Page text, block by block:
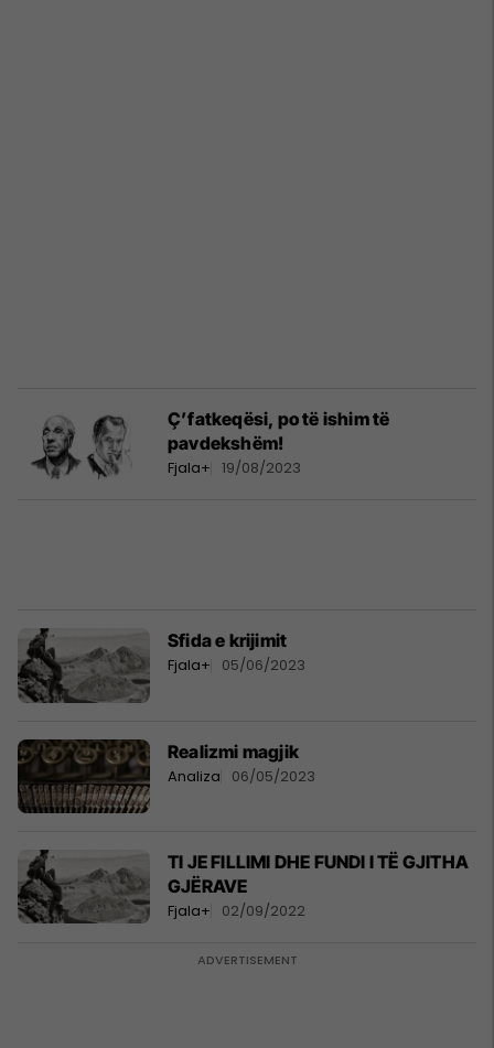
Ç’fatkeqësi, po të ishim të
pavdekshëm!
Fjala+ 19/08/2023
Sfida e krijimit
Fjala+ 05/06/2023
Realizmi magjik
Analiza 06/05/2023
TI JE FILLIMI DHE FUNDI I TË GJITHA
GJËRAVE
Fjala+ 02/09/2022